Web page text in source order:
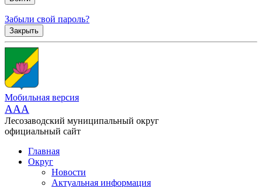
Забыли свой пароль?
Закрыть
Мобильная версия
AAA
Лесозаводский муниципальный округ
официальный сайт
Главная
Округ
Новости
Актуальная информация